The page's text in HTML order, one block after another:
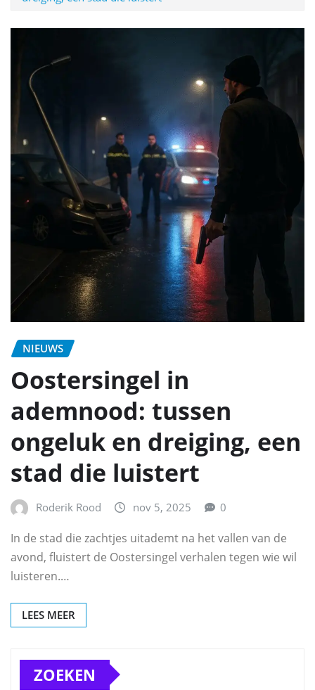
NIEUWS
Oostersingel in
ademnood: tussen
ongeluk en dreiging, een
stad die luistert
Roderik Rood nov 5, 2025 0
In de stad die zachtjes uitademt na het vallen van de
avond, fluistert de Oostersingel verhalen tegen wie wil
luisteren.…
LEES MEER
ZOEKEN